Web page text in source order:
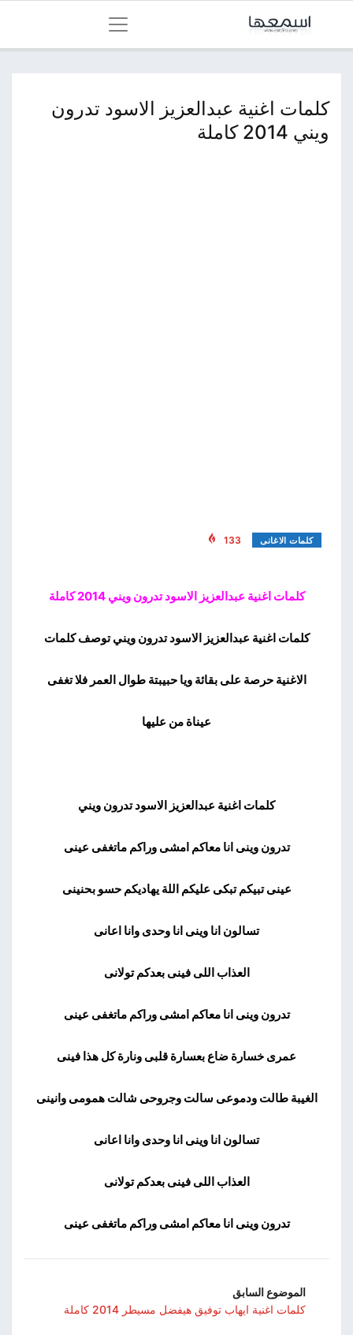
كلمات اغنية عبدالعزيز الاسود تدرون
ويني 2014 كاملة
كلمات الاغانى 133
كلمات اغنية عبدالعزيز الاسود تدرون ويني 2014 كاملة
كلمات اغنية عبدالعزيز الاسود تدرون ويني توصف كلمات
الاغنية حرصة على بقائة ويا حبيبتة طوال العمر فلا تغفى
عيناة من عليها
كلمات اغنية عبدالعزيز الاسود تدرون ويني
تدرون وينى انا معاكم امشى وراكم ماتغفى عينى
عينى تبيكم تبكى عليكم اللة يهاديكم حسو بحنينى
تسالون انا وينى انا وحدى وانا اعانى
العذاب اللى فينى بعدكم تولانى
تدرون وينى انا معاكم امشى وراكم ماتغفى عينى
عمرى خسارة ضاع بعسارة قلبى ونارة كل هذا فينى
الغيبة طالت ودموعى سالت وجروحى شالت همومى وانينى
تسالون انا وينى انا وحدى وانا اعانى
العذاب اللى فينى بعدكم تولانى
تدرون وينى انا معاكم امشى وراكم ماتغفى عينى
الموضوع السابق
كلمات اغنية ايهاب توفيق هيفضل مسيطر 2014 كاملة